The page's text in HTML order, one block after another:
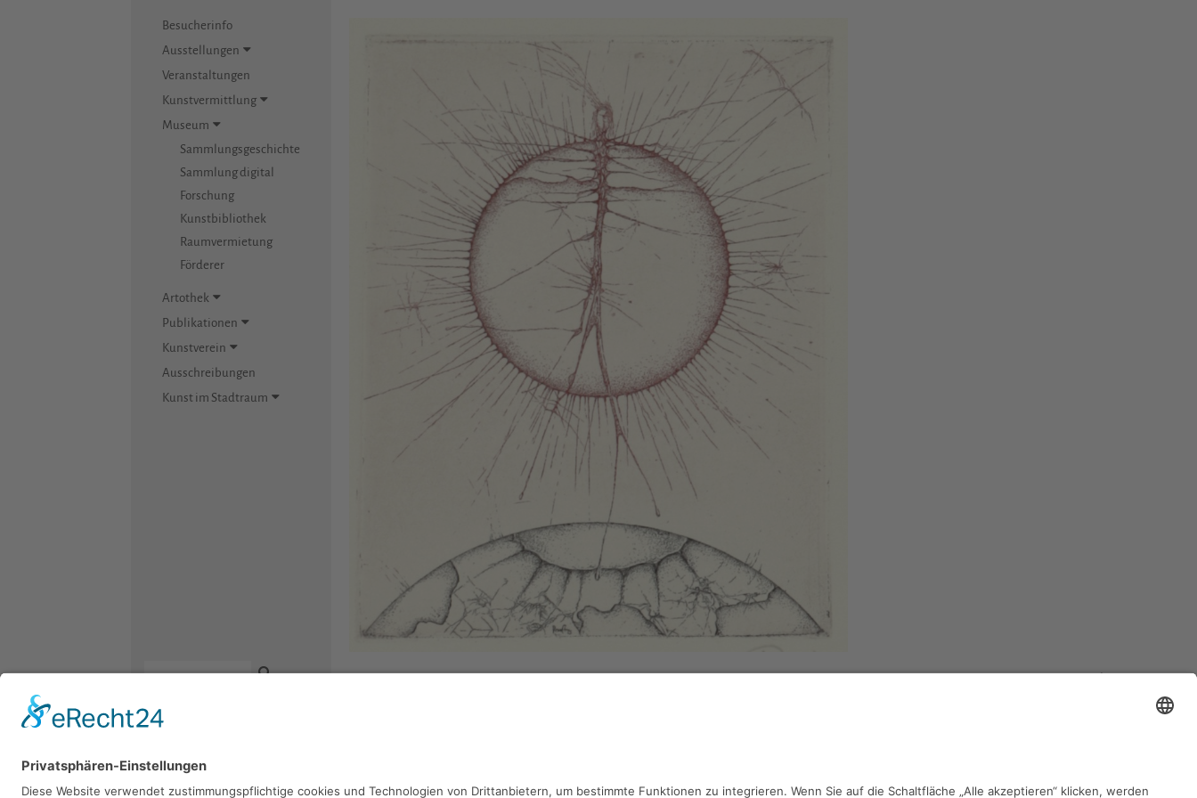
Besucherinfo
Ausstellungen
Veranstaltungen
Kunstvermittlung
Museum
Sammlungsgeschichte
Sammlung digital
Forschung
Kunstbibliothek
Raumvermietung
Förderer
Artothek
Publikationen
Kunstverein
Ausschreibungen
Kunst im Stadtraum
Kontakt
Newsletter
Impressum
Thomas Ranft,Ikarus I zurück